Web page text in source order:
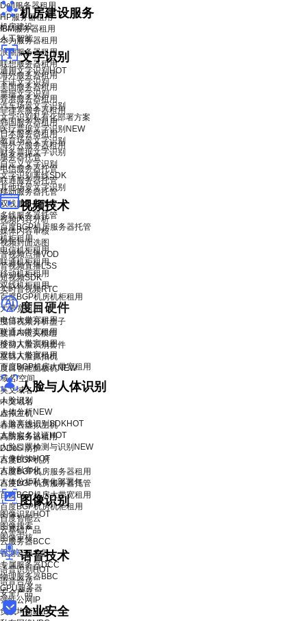
机房建设服务
机房建设
人工智能
文字识别
通用文字识别 HOT
卡证文字识别
票据文字识别
汽车场景文字识别
文字识别私有化部署方案
医疗票据文字识别 NEW
教育场景文字识别
财务票据文字识别
自定义文字识别
文字识别离线SDK
其他场景文字识别
视频技术
视频内容分析
媒体内容审核
视频封面选图
音视频点播VOD
音视频直播LSS
短视频SDK
实时音视频RTC
度目硬件
度目视频分析盒子
度目AI镜头模组
度目人脸识别套件
度目人脸抓拍机
度目智能面板机NEW
人脸与人体识别
人脸识别
人体分析NEW
人脸离线识别SDKHOT
人脸实名认证HOT
人脸口罩检测与识别 NEW
人像特效HOT
人脸私有化
人体分析私有化部署包
图像识别
图像识别HOT
图像搜索
图像审核
语音技术
语音识别 HOT
语音合成
安全产品
企业安全
Dell服务器租用
HP服务器租用
IBM服务器租用
华为服务器租用
浪潮服务器租用
联想服务器租用
海外服务器租用
美国服务器租用
香港服务器租用
菲律宾服务器租用
韩国服务器租用
日本服务器租用
海外云服务器租用
服务器托管
电信服务器托管
联通服务器托管
移动服务器托管
双线服务器托管
多线服务器托管
百度BGP机房服务器托管
机柜租用
电信机柜租用
联通机柜租用
移动机柜租用
双线机柜租用
百度BGP机房机柜租用
大带宽租用
电信大带宽租用
联通大带宽租用
移动大带宽租用
双线大带宽租用
百度BGP机房大带宽租用
域名/空间
英文域名
中文域名
虚拟主机
香港云虚拟主机
高防服务器租用
DDoS 防护
百度BGP机房
百度BGP机房服务器租用
百度BGP机房服务器托管
百度BGP机房大带宽租用
百度BGP机房机柜租用
百度智能云
云基础产品
云服务器BCC
香港云服务器
专属服务器DCC
物理服务器BBC
GPU服务器
弹性公网IP
负载均衡BLB